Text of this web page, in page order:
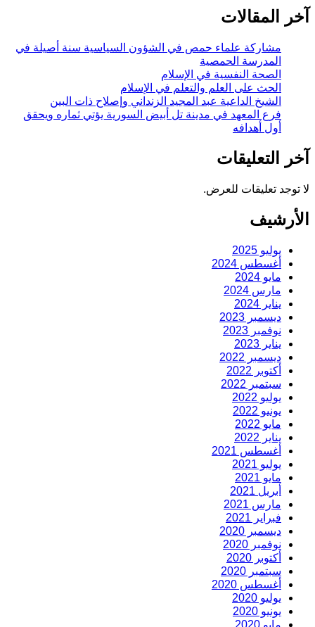
آخر المقالات
مشاركة علماء حمص في الشؤون السياسية سنة أصيلة في
المدرسة الحمصية
الصحة النفسية في الإسلام
الحث على العلم والتعلم في الإسلام
الشيخ الداعية عبد المجيد الزنداني وإصلاح ذات البين
فرع المعهد في مدينة تل أبيض السورية يؤتي ثماره ويحقق
أول أهدافه
آخر التعليقات
لا توجد تعليقات للعرض.
الأرشيف
يوليو 2025
أغسطس 2024
مايو 2024
مارس 2024
يناير 2024
ديسمبر 2023
نوفمبر 2023
يناير 2023
ديسمبر 2022
أكتوبر 2022
سبتمبر 2022
يوليو 2022
يونيو 2022
مايو 2022
يناير 2022
أغسطس 2021
يوليو 2021
مايو 2021
أبريل 2021
مارس 2021
فبراير 2021
ديسمبر 2020
نوفمبر 2020
أكتوبر 2020
سبتمبر 2020
أغسطس 2020
يوليو 2020
يونيو 2020
مايو 2020